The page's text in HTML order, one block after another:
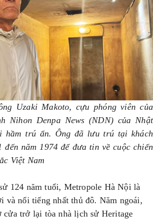
Uzaki Makoto, cựu phóng viên của
Nihon Denpa News (NDN) của Nhật
hầm trú ẩn. Ông đã lưu trú tại khách
đến năm 1974 để đưa tin về cuộc chiến
Việt Nam
124 năm tuổi, Metropole Hà Nội là
và nổi tiếng nhất thủ đô. Năm ngoái,
cửa trở lại tòa nhà lịch sử Heritage